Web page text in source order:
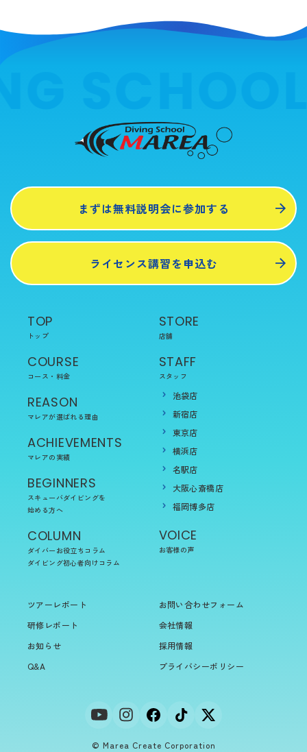
まずは無料説明会に参加する
ライセンス講習を申込む
TOP
トップ
COURSE
コース・料金
REASON
マレアが選ばれる理由
ACHIEVEMENTS
マレアの実績
BEGINNERS
スキューバダイビングを
始める方へ
COLUMN
ダイバーお役立ちコラム
ダイビング初心者向けコラム
STORE
店舗
STAFF
スタッフ
池袋店
新宿店
東京店
横浜店
名駅店
大阪心斎橋店
福岡博多店
VOICE
お客様の声
ツアーレポート
研修レポート
お知らせ
Q&A
お問い合わせフォーム
会社情報
採用情報
プライバシーポリシー
© Marea Create Corporation